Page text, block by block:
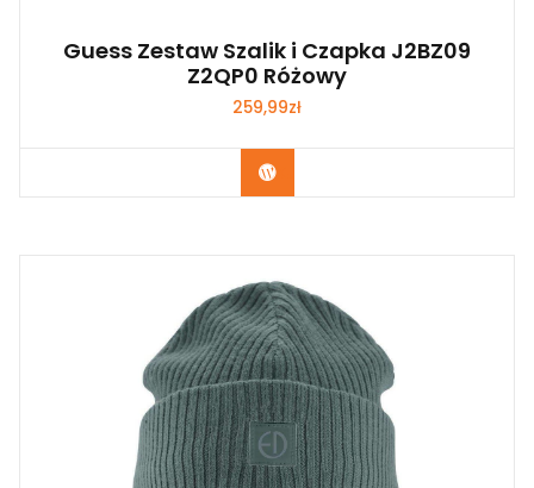
Guess Zestaw Szalik i Czapka J2BZ09
Z2QP0 Różowy
259,99zł
Kup Teraz